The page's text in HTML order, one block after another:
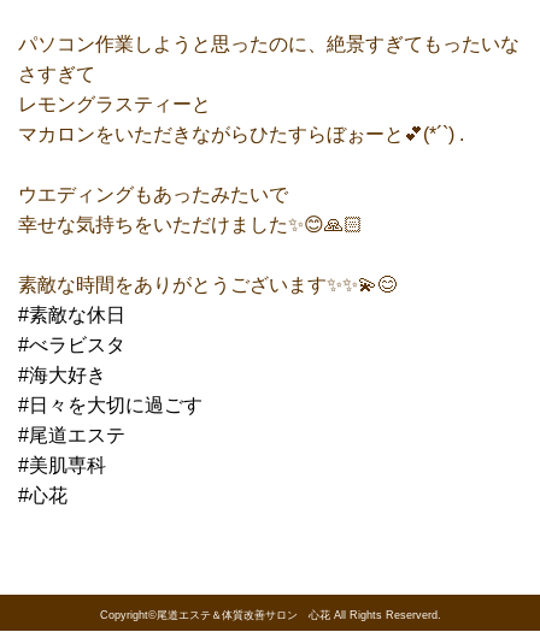
Copyright©尾道エステ＆体質改善サロン 心花 All Rights Reserverd.
パソコン作業しようと思ったのに、絶景すぎてもったいな
さすぎて
レモングラスティーと
マカロンをいただきながらひたすらぼぉーと💕(*´`) .
ウエディングもあったみたいで
幸せな気持ちをいただけました✨😊🙏🏻
素敵な時間をありがとうございます✨✨💫😊
#素敵な休日
#べラビスタ
#海大好き
#日々を大切に過ごす
#尾道エステ
#美肌専科
#心花
« 前の記事へ 一覧にもどる 次の記事へ »